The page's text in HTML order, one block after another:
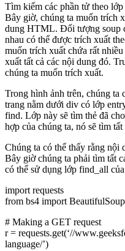
Tìm kiếm các phần tử theo lớp
Bây giờ, chúng ta muốn trích
dung HTML. Đối tượng soup
nhau có thể được trích xuất
muốn trích xuất chứa rất
xuất tất cả các nội dung đó.
chúng ta muốn trích xuất.
Trong hình ảnh trên, chúng ta
trang nằm dưới div có lớp
find. Lớp này sẽ tìm thẻ đã
hợp của chúng ta, nó sẽ tìm
Chúng ta có thể thấy rằng nội
Bây giờ chúng ta phải tìm tất
có thể sử dụng lớp find_all
import requests
from bs4 import BeautifulSoup
# Making a GET request
r = requests.get(‘//
language/’)